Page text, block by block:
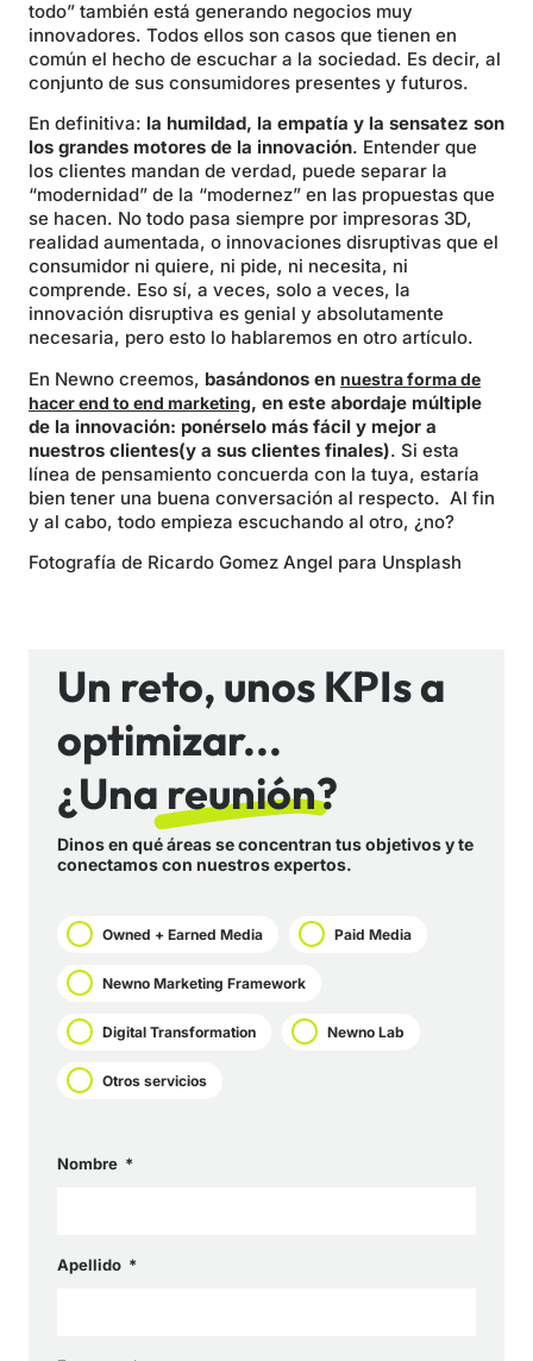
todo” también está generando negocios muy
innovadores. Todos ellos son casos que tienen en
común el hecho de escuchar a la sociedad. Es decir, al
conjunto de sus consumidores presentes y futuros.
En definitiva: la humildad, la empatía y la sensatez son
los grandes motores de la innovación. Entender que
los clientes mandan de verdad, puede separar la
“modernidad” de la “modernez” en las propuestas que
se hacen. No todo pasa siempre por impresoras 3D,
realidad aumentada, o innovaciones disruptivas que el
consumidor ni quiere, ni pide, ni necesita, ni
comprende. Eso sí, a veces, solo a veces, la
innovación disruptiva es genial y absolutamente
necesaria, pero esto lo hablaremos en otro artículo.
En Newno creemos, basándonos en nuestra forma de
hacer end to end marketing, en este abordaje múltiple
de la innovación: ponérselo más fácil y mejor a
nuestros clientes(y a sus clientes finales). Si esta
línea de pensamiento concuerda con la tuya, estaría
bien tener una buena conversación al respecto. Al fin
y al cabo, todo empieza escuchando al otro, ¿no?
Fotografía de Ricardo Gomez Angel para Unsplash
Un reto, unos KPIs a
optimizar...
¿Una reunión?
Dinos en qué áreas se concentran tus objetivos y te
conectamos con nuestros expertos.
Owned + Earned Media Paid Media
Newno Marketing Framework
Digital Transformation Newno Lab
Otros servicios
Nombre
Apellido